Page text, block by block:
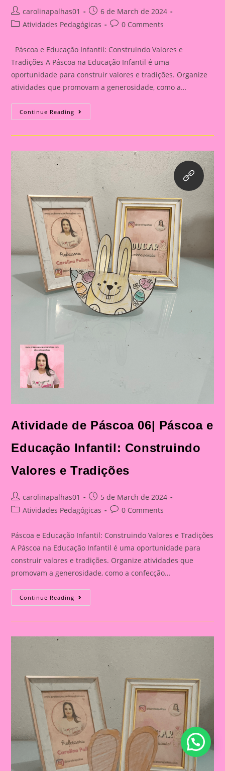
Post
author:
carolinapalhas01
Post
published:
6 de March de 2024
PostAtividades Pedagógicas
Post0 Comments
Páscoa e Educação Infantil: Construindo Valores e
Tradições A Páscoa na Educação Infantil é uma
oportunidade para construir valores e tradições. Organize
atividades que promovam a generosidade, como a…
Continue Reading Atividade
De
Educação
Infantil:
Construindo
Valores
Tradições
Atividade de Páscoa 06| Páscoa e
Educação Infantil: Construindo
Valores e Tradições
Post
author:
carolinapalhas01
Post
published:
5 de March de 2024
PostAtividades Pedagógicas
Post0 Comments
Páscoa e Educação Infantil: Construindo Valores e Tradições
A Páscoa na Educação Infantil é uma oportunidade para
construir valores e tradições. Organize atividades que
promovam a generosidade, como a confecção…
Continue Reading Atividade
De
Educação
Infantil:
Tradições